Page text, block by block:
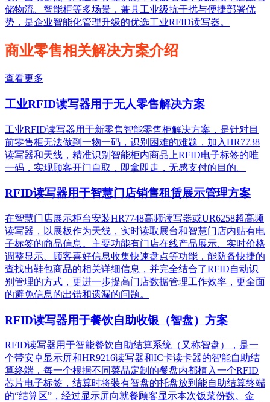
储物流、智能柜等多场景，兼具工业级抗干扰与便捷部署优
势，是企业智能化管理升级的优选工业RFID读写器。
商业零售相关解决方案介绍
查看更多
工业RFID读写器用于无人零售解决方案
工业RFID读写器用于新零售智能零售柜解决方案，是针对目
前零售柜无法做到一物一码，识别困难的难题，加入HR7738
读写器和天线，精准识别​智能柜内商品上RFID电子标签的唯
一码，实现顾客开门自取，即拿即走，无感支付的目的。
RFID读写器用于智慧门店销售租赁展示管理方案
在智慧门店展示柜台安装HR7748高频读写器或UR6258超高频
读写器，以展板作为天线，实时读取展台和智慧门店内贴有电
子标签的商品信息。主要功能有门店在线产品展示、实时价格
调整显示、顾客喜好信息收集快速盘点等功能，能防备快捷的
查找出鞋包商品的相关详细信息，并完全结合了RFID自动识
别管理的方式，更进一步提高门店数据管理工作效率，更全面
的避免信息的出错和遗漏的问题。
RFID读写器用于餐饮自助收银（智盘）方案
RFID读写器用于智能餐饮自助结算系统（又称智盘），是一
个带安卓显示屏和HR9216读写器和IC卡读卡器的智能自助结
算终端，每一个根据不同菜品定制的餐盘内都植入一个RFID
芯片电子标签，结算时将装有智盘的托盘放到能自助结算终端
的“结算区”，经过显示屏向就餐顾客显示本次饭菜份数、金